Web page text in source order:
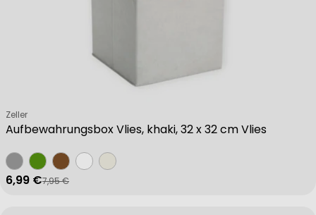
Aufbewahrungsbox Vlies, khaki, 32 x 32 cm Vlies
Verkäufer:
Zeller
Verkaufspreis
6,99 €
Regulärer Preis
7,95 €